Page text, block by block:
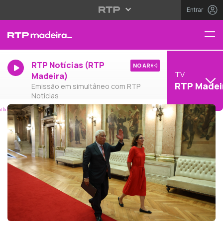
Entrar
RTP Notícias (RTP
Madeira)
Emissão em simultâneo com RTP
Notícias
NO AR
TV
RTP